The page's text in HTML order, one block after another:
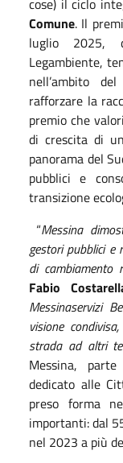
Comune. Il
luglio 2025,
Legambiente,
nell’ambito
rafforzare la
premio che
di crescita di
panorama del
pubblici e
transizione
“Messina
gestori pubblici e
di cambiamento
Fabio
Messinaservizi
visione
strada ad altri
Messina,
dedicato alle
preso forma
importanti: dal
nel 2023 a più